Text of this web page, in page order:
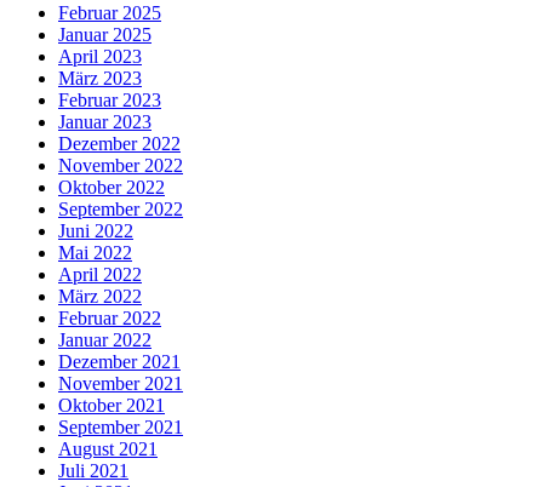
Februar 2025
Januar 2025
April 2023
März 2023
Februar 2023
Januar 2023
Dezember 2022
November 2022
Oktober 2022
September 2022
Juni 2022
Mai 2022
April 2022
März 2022
Februar 2022
Januar 2022
Dezember 2021
November 2021
Oktober 2021
September 2021
August 2021
Juli 2021